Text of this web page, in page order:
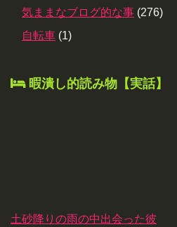
気ままなブログ的な事 (276)
自転車 (1)
暇潰し的読み物【実話】
土砂降りの雨の中出会った彼